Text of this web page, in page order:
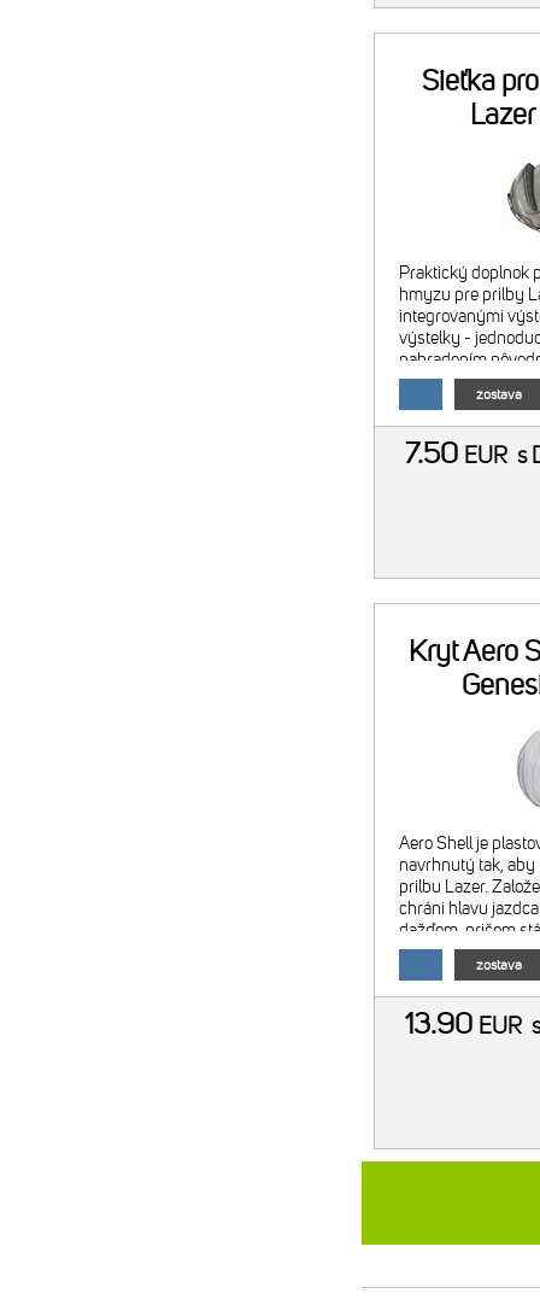
Sieťka
Praktický doplnok
hmyzu pre prilby
integrovanými
výstelky -
nahradením
čierna - hmotnosť:
zostava
7.50 EUR s
Kryt Aero
Aero Shell je
navrhnutý tak, aby
prilbu Lazer.
chráni hlavu
dažďom, pričom
prúdiť pod
vystupovaťzostava
13.90 EUR